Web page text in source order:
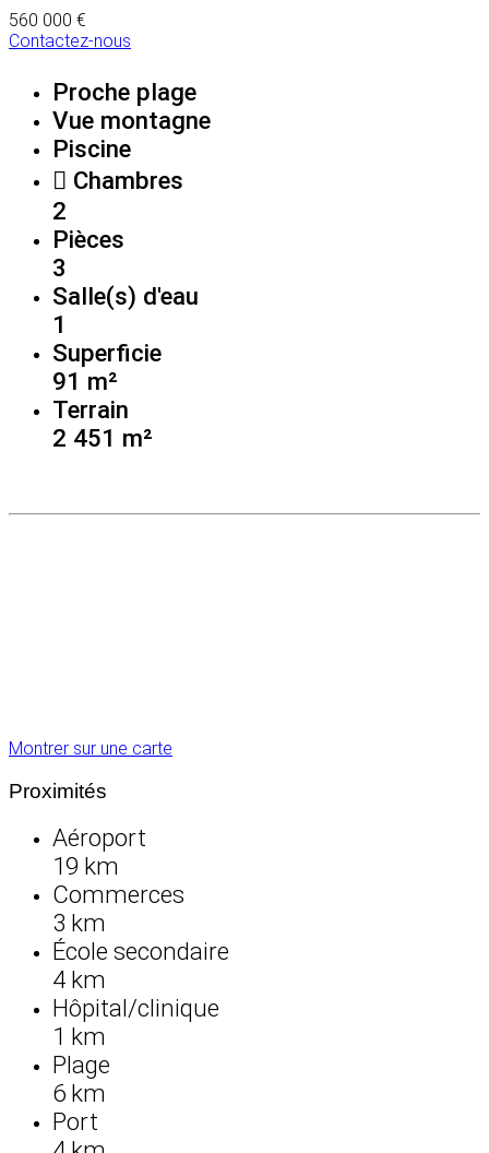
560 000 €
Contactez-nous
Proche plage
Vue montagne
Piscine
Chambres
2
Pièces
3
Salle(s) d'eau
1
Superficie
91 m²
Terrain
2 451 m²
Montrer sur une carte
Proximités
Aéroport
19 km
Commerces
3 km
École secondaire
4 km
Hôpital/clinique
1 km
Plage
6 km
Port